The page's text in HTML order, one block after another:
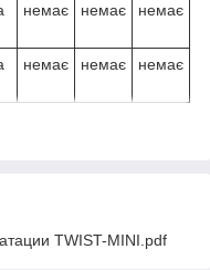
немає немає немає
немає немає немає
TWIST-MINI.pdf